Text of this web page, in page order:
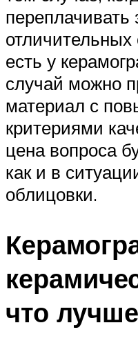
переплачивать
есть у
случай можно
материал с
критериями
цена вопроса
как и в
облицовки.
что лучше